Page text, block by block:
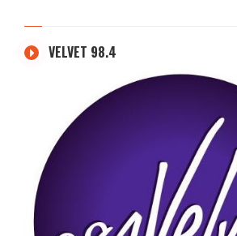
VELVET 98.4